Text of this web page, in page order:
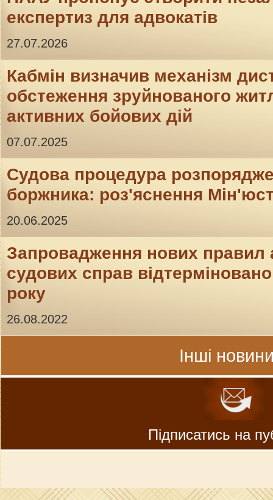
експертиз для адвокатів
27.07.2026
Кабмін визначив механізм
обстеження зруйнованого
активних бойових дій
07.07.2025
Судова процедура
боржника: роз'яснення
20.06.2025
Запровадження нових правил
судових справ
року
26.08.2022
Інші
Підписатись на